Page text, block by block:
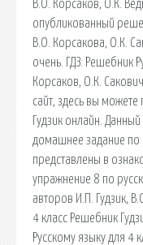
В.О. Корсаков, О.К.
опубликованный
В.О. Корсакова, О.К.
очень. ГДЗ: Решебник
Корсаков, О.К.
сайт, здесь вы можете
Гудзик онлайн.
домашнее задание по
представлены в
упражнение 8 по
авторов И.П. Гудзик,
4 класс Решебник
Русскому языку для 4